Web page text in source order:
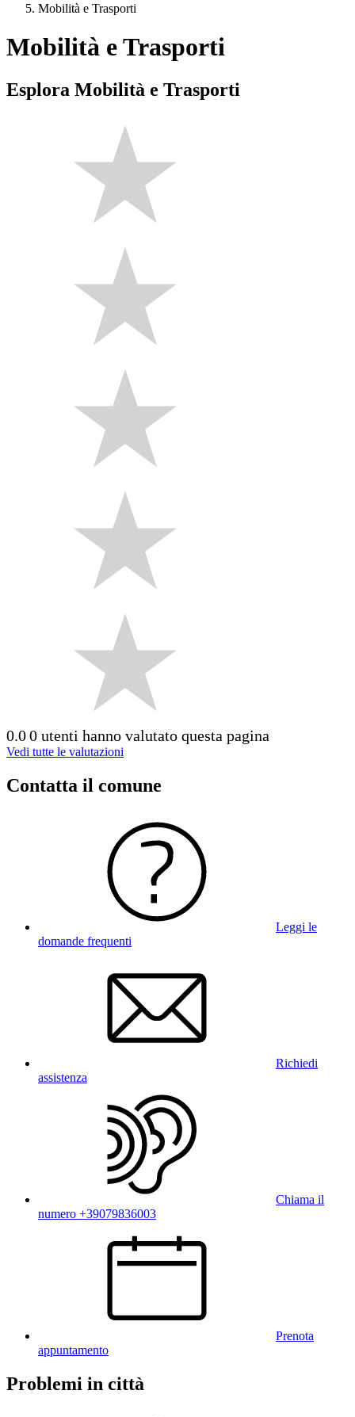
Mobilità e Trasporti
Mobilità e Trasporti
Esplora Mobilità e Trasporti
0.00 utenti hanno valutato questa pagina
Vedi tutte le valutazioni
Contatta il comune
Leggi le
domande frequenti
Richiedi
assistenza
Chiama il
numero +39079836003
Prenota
appuntamento
Problemi in città